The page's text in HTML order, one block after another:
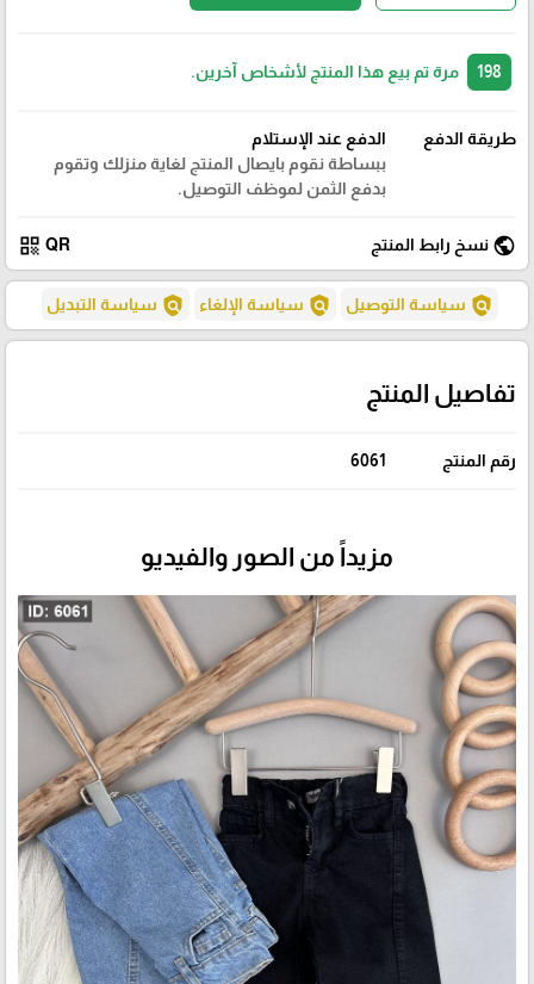
مرة تم بيع هذا المنتج لأشخاص آخرين.
طريقة الدفع
الدفع عند الإستلام
ببساطة نقوم بايصال المنتج لغاية منزلك وتقوم
بدفع الثمن لموظف التوصيل.
public نسخ رابط المنتج QR
qr_code
policy سياسة التوصيل policy سياسة الإلغاء policy سياسة التبديل
تفاصيل المنتج
رقم المنتج 6061
مزيداً من الصور والفيديو